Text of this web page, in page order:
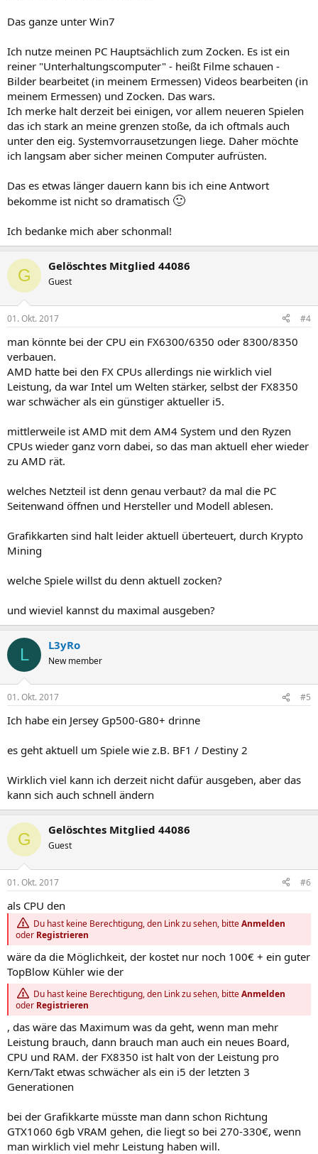
Das ganze unter Win7
Ich nutze meinen PC Hauptsächlich zum Zocken. Es ist ein
reiner "Unterhaltungscomputer" - heißt Filme schauen -
Bilder bearbeitet (in meinem Ermessen) Videos bearbeiten (in
meinem Ermessen) und Zocken. Das wars.
Ich merke halt derzeit bei einigen, vor allem neueren Spielen
das ich stark an meine grenzen stoße, da ich oftmals auch
unter den eig. Systemvorrausetzungen liege. Daher möchte
ich langsam aber sicher meinen Computer aufrüsten.
Das es etwas länger dauern kann bis ich eine Antwort
bekomme ist nicht so dramatisch 🙂
Ich bedanke mich aber schonmal!
G Gelöschtes Mitglied 44086
Guest
01. Okt. 2017 #4
man könnte bei der CPU ein FX6300/6350 oder 8300/8350
verbauen.
AMD hatte bei den FX CPUs allerdings nie wirklich viel
Leistung, da war Intel um Welten stärker, selbst der FX8350
war schwächer als ein günstiger aktueller i5.
mittlerweile ist AMD mit dem AM4 System und den Ryzen
CPUs wieder ganz vorn dabei, so das man aktuell eher wieder
zu AMD rät.
welches Netzteil ist denn genau verbaut? da mal die PC
Seitenwand öffnen und Hersteller und Modell ablesen.
Grafikkarten sind halt leider aktuell überteuert, durch Krypto
Mining
welche Spiele willst du denn aktuell zocken?
und wieviel kannst du maximal ausgeben?
L L3yRo
New member
01. Okt. 2017 #5
Ich habe ein Jersey Gp500-G80+ drinne
es geht aktuell um Spiele wie z.B. BF1 / Destiny 2
Wirklich viel kann ich derzeit nicht dafür ausgeben, aber das
kann sich auch schnell ändern
G Gelöschtes Mitglied 44086
Guest
01. Okt. 2017 #6
als CPU den
Du hast keine Berechtigung, den Link zu sehen, bitteAnmelden
oder Registrieren
wäre da die Möglichkeit, der kostet nur noch 100€ + ein guter
TopBlow Kühler wie der
Du hast keine Berechtigung, den Link zu sehen, bitteAnmelden
oder Registrieren
, das wäre das Maximum was da geht, wenn man mehr
Leistung brauch, dann brauch man auch ein neues Board,
CPU und RAM. der FX8350 ist halt von der Leistung pro
Kern/Takt etwas schwächer als ein i5 der letzten 3
Generationen
bei der Grafikkarte müsste man dann schon Richtung
GTX1060 6gb VRAM gehen, die liegt so bei 270-330€, wenn
man wirklich viel mehr Leistung haben will.